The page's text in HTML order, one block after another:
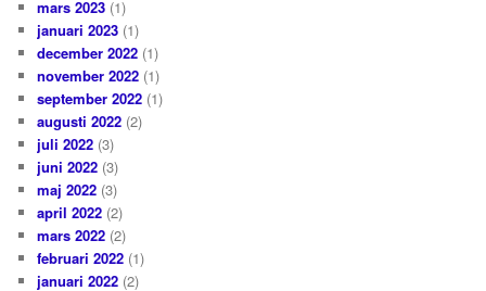
mars 2023 (1)
januari 2023 (1)
december 2022 (1)
november 2022 (1)
september 2022 (1)
augusti 2022 (2)
juli 2022 (3)
juni 2022 (3)
maj 2022 (3)
april 2022 (2)
mars 2022 (2)
februari 2022 (1)
januari 2022 (2)